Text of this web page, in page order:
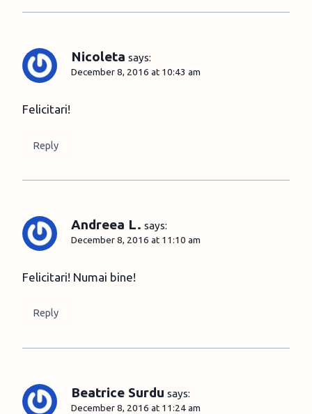
Nicoleta says:
December 8, 2016 at 10:43 am
Felicitari!
Reply
Andreea L. says:
December 8, 2016 at 11:10 am
Felicitari! Numai bine!
Reply
Beatrice Surdu says:
December 8, 2016 at 11:24 am